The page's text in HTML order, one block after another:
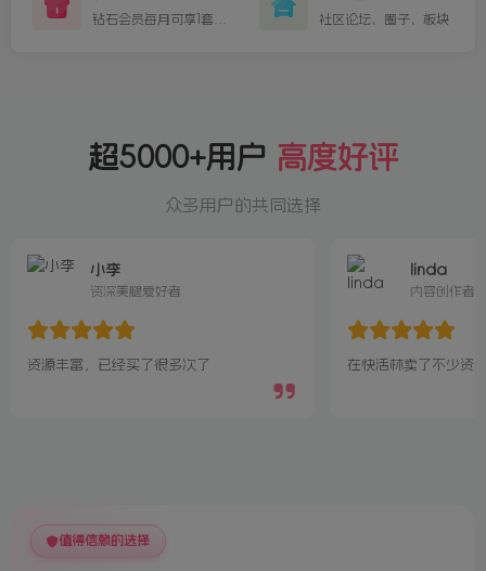
社区论坛、圈子、板块
超5000+用户 高度好评
众多用户的共同选择
小李
资深美腿爱好者
资源丰富，已经买了很多次了
linda
内容创作者
在快活林卖了不少资
值得信赖的选择